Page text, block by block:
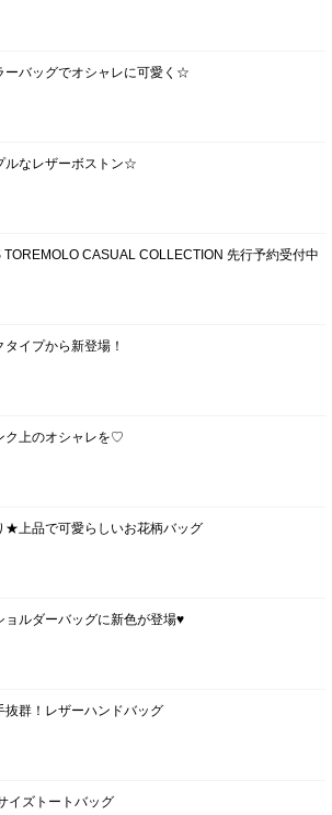
ーバッグでオシャレに可愛く☆
ルなレザーボストン☆
TOREMOLO CASUAL COLLECTION 先行予約受付中
タイプから新登場！
ク上のオシャレを♡
★上品で可愛らしいお花柄バッグ
ョルダーバッグに新色が登場♥
抜群！レザーハンドバッグ
イズトートバッグ